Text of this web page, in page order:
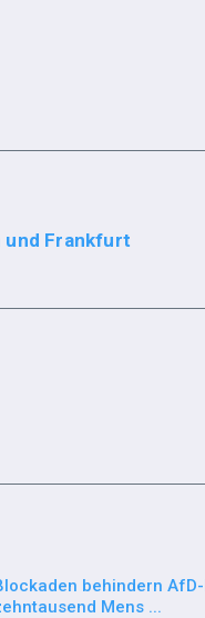
und Frankfurt
behindern
Mens ...